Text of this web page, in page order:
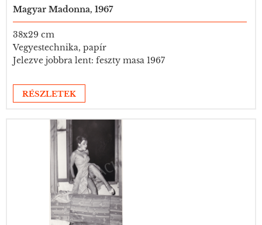
Magyar Madonna, 1967
38x29 cm
Vegyestechnika, papír
Jelezve jobbra lent: feszty masa 1967
RÉSZLETEK